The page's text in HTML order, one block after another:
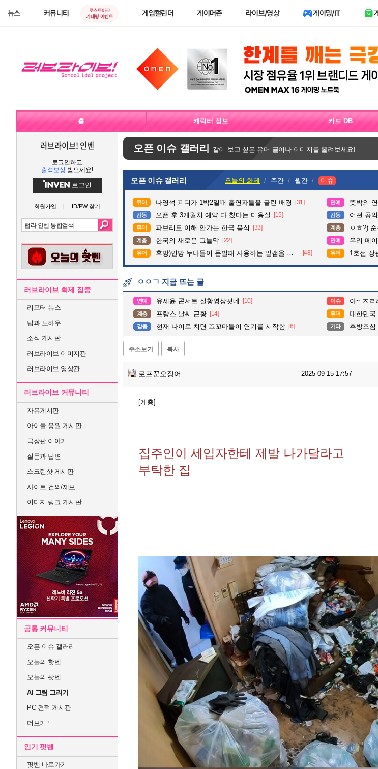
뉴스 커뮤니티
로스트아크
기대평 이벤트
게임캘린더 게이머존 라이브/영상 게이밍/IT
홈 캐릭터 정보 카드 DB
러브라이브! 인벤
로그인하고
출석보상 받으세요!
로그인
회원가입 ID/PW 찾기
러브라이브 화제 집중
리포터 뉴스
팁과 노하우
소식 게시판
러브라이브 이미지판
러브라이브 영상관
러브라이브 커뮤니티
자유게시판
아이돌 응원 게시판
극장판 이야기
질문과 답변
스크린샷 게시판
사이트 건의/제보
이미지 링크 게시판
공통 커뮤니티
오픈 이슈 갤러리
오늘의 핫벤
오늘의 팟벤
AI 그림 그리기
PC 견적 게시판
더보기
인기 팟벤
팟벤 바로가기
오픈 이슈 갤러리 같이 보고 싶은 유머 글이나 이미지를 올려보세요!
오픈 이슈 갤러리 오늘의 화제 주간 월간 이슈
유머 나영석 피디가 1박2일때 출연자들을 굴린 배경 [31] 연예 뜻밖의
감동 오픈 후 3개월치 예약 다 찼다는 미용실 [15] 감동 어떤 공
유머 파브리도 이해 안가는 한국 음식 [33] 계층 ㅇㅎ?)
계층 한국의 새로운 그늘막 [22] 연예 우리 메
유머 후방)인방 누나들이 돈벌때 사용하는 밑캠을 알아보자 [48] 유머 1호선 장
ㅇㅇㄱ 지금 뜨는 글
연예 유세윤 콘서트 실황영상떳네 [10] 이슈 아~ ㅈㄹ
계층 프랑스 날씨 근황 [14] 유머 대한민국
감동 현재 나이로 치면 꼬꼬마들이 연기를 시작함 [6] 기타 후방조심
주소보기 복사
로프꾼오징어 2025-09-15 17:57
[계층]
집주인이 세입자한테 제발 나가달라고
부탁한 집